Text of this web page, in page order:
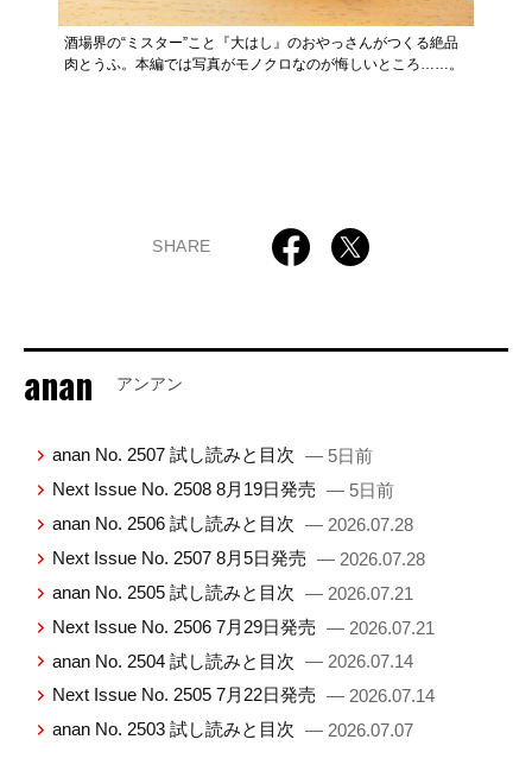
酒場界の“ミスター”こと『大はし』のおやっさんがつくる絶品
肉とうふ。本編では写真がモノクロなのが悔しいところ……。
SHARE
anan アンアン
anan No. 2507 試し読みと目次 — 5日前
Next Issue No. 2508 8月19日発売 — 5日前
anan No. 2506 試し読みと目次 — 2026.07.28
Next Issue No. 2507 8月5日発売 — 2026.07.28
anan No. 2505 試し読みと目次 — 2026.07.21
Next Issue No. 2506 7月29日発売 — 2026.07.21
anan No. 2504 試し読みと目次 — 2026.07.14
Next Issue No. 2505 7月22日発売 — 2026.07.14
anan No. 2503 試し読みと目次 — 2026.07.07